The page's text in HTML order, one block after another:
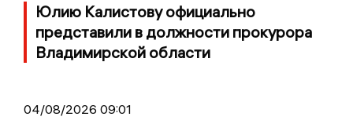
Юлию Калистову официально
представили в должности прокурора
Владимирской области
04/08/2026 09:01